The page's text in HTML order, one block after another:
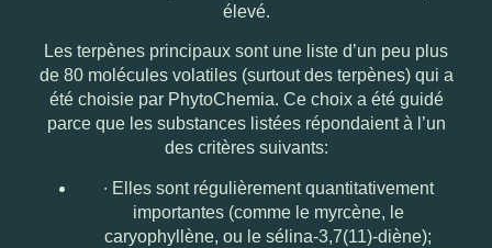
élevé.
Les terpènes principaux sont une liste d’un peu plus
de 80 molécules volatiles (surtout des terpènes) qui a
été choisie par PhytoChemia. Ce choix a été guidé
parce que les substances listées répondaient à l’un
des critères suivants:
∙ Elles sont régulièrement quantitativement
importantes (comme le myrcène, le
caryophyllène, ou le sélina-3,7(11)-diène);